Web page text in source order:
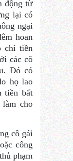
động từ
lại có
ngại
hoan
chi tiền
các cô
Đó có
họ lao
tiền bất
cho
cô gái
công
phạm